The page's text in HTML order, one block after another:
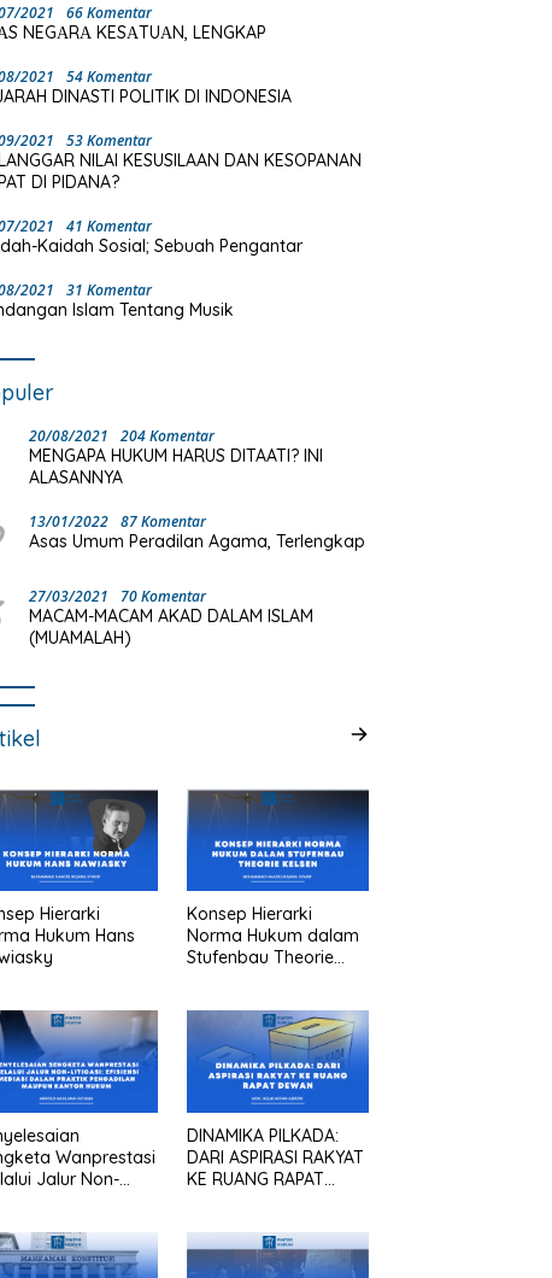
2021 66 Komentar
NEGΑRΑ KESΑTUΑN, LENGKAP
2021 54 Komentar
DINASTI POLITIK DI INDONESIA
2021 53 Komentar
NILAI KESUSILAAN DAN KESOPANAN
DI PIDANA?
2021 41 Komentar
Kaidah Sosial; Sebuah Pengantar
2021 31 Komentar
Islam Tentang Musik
20/08/2021 204 Komentar
MENGAPA HUKUM HARUS DITAATI? INI
ALASANNYA
13/01/2022 87 Komentar
Asas Umum Peradilan Agama, Terlengkap
27/03/2021 70 Komentar
MACAM-MACAM AKAD DALAM ISLAM
(MUAMALAH)
Hierarki
Hukum Hans
Konsep Hierarki
Norma Hukum dalam
Stufenbau Theorie
Wanprestasi
Jalur Non-
Maupun
Hukum
DINAMIKA PILKADA:
DARI ASPIRASI RAKYAT
KE RUANG RAPAT